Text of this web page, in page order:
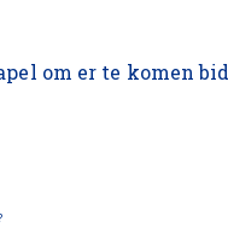
om er te komen